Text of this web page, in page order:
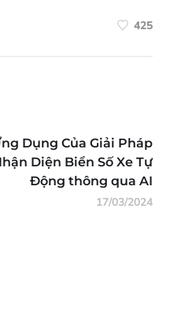
425
Dụng Của Giải Pháp
Diện Biển Số Xe Tự
Động thông qua AI
17/03/2024